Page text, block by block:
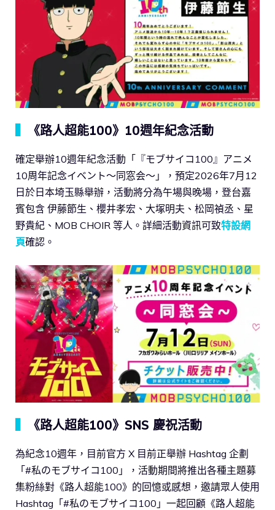
《路人超能100》10週年紀念活動
確定舉辦10週年紀念活動「『モブサイコ100』アニメ
10周年記念イベント～同窓会～」，預定2026年7月12
日於日本埼玉縣舉辦，活動將分為午場與晚場，登台嘉
賓包含 伊藤節生、櫻井孝宏、大塚明夫、松岡禎丞、星
野貴紀、MOB CHOIR 等人。詳細活動資訊可致特設網
頁確認。
《路人超能100》SNS 慶祝活動
為紀念10週年，目前官方 X 目前正舉辦 Hashtag 企劃
「#私のモブサイコ100」，活動期間將推出各種主題募
集粉絲對《路人超能100》的回憶或感想，邀請眾人使用
Hashtag「#私のモブサイコ100」一起回顧《路人超能